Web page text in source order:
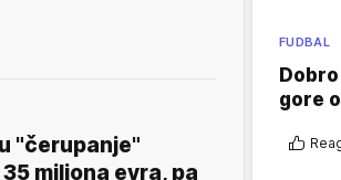
"čerupanje"
miliona evra, pa
FUDBAL
gore